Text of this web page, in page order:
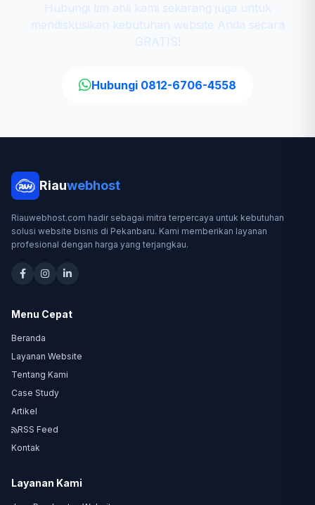
Hubungi tim ahli kami sekarang juga untuk
mendiskusikan kebutuhan website Anda secara
GRATIS!
Hubungi 0812-6706-4558
Riauwebhost
Riauwebhost.com hadir sebagai mitra terpercaya untuk kebutuhan
solusi website bisnis di Pekanbaru. Kami memberikan layanan
profesional dengan harga yang terjangkau.
Menu Cepat
Beranda
Layanan Website
Tentang Kami
Case Study
Artikel
RSS Feed
Kontak
Layanan Kami